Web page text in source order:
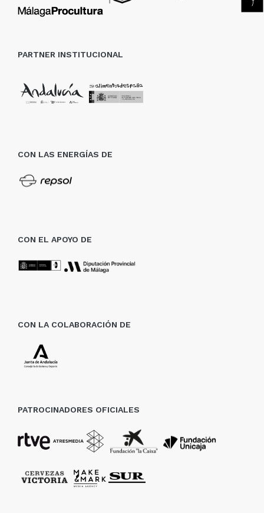
PARTNER INSTITUCIONAL
CON LAS ENERGÍAS DE
CON EL APOYO DE
CON LA COLABORACIÓN DE
PATROCINADORES OFICIALES